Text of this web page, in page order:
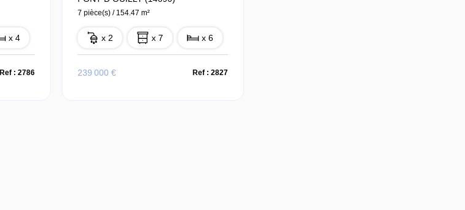
x 4
Ref : 2786
7 pièce(s) / 154.47 m²
x 2 x 7 x 6
239 000 € Ref : 2827